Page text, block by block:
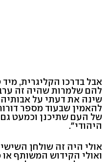
אבל בדרכו הקליגרית,
להם שלמרות שהיה זה
שינה את דעתי על
להאמין שבעוד מספר
של העם שתיכנן וכמעט
היהודי".
אולי היה זה שולחן
ואולי הקידוש המשותף